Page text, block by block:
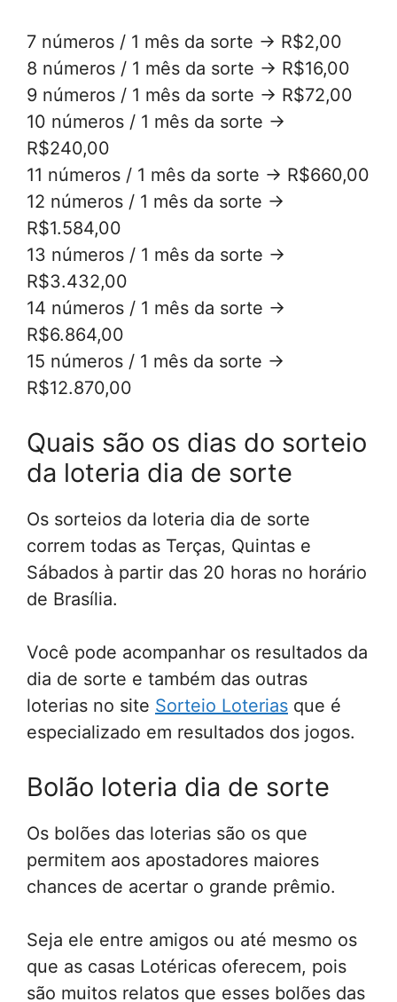
7 números / 1 mês da sorte -> R$2,00
8 números / 1 mês da sorte -> R$16,00
9 números / 1 mês da sorte -> R$72,00
10 números / 1 mês da sorte ->
R$240,00
11 números / 1 mês da sorte -> R$660,00
12 números / 1 mês da sorte ->
R$1.584,00
13 números / 1 mês da sorte ->
R$3.432,00
14 números / 1 mês da sorte ->
R$6.864,00
15 números / 1 mês da sorte ->
R$12.870,00
Quais são os dias do sorteio
da loteria dia de sorte
Os sorteios da loteria dia de sorte
correm todas as Terças, Quintas e
Sábados à partir das 20 horas no horário
de Brasília.
Você pode acompanhar os resultados da
dia de sorte e também das outras
loterias no site Sorteio Loterias que é
especializado em resultados dos jogos.
Bolão loteria dia de sorte
Os bolões das loterias são os que
permitem aos apostadores maiores
chances de acertar o grande prêmio.
Seja ele entre amigos ou até mesmo os
que as casas Lotéricas oferecem, pois
são muitos relatos que esses bolões das